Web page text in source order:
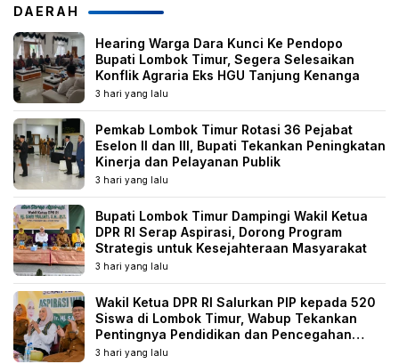
DAERAH
Hearing Warga Dara Kunci Ke Pendopo
Bupati Lombok Timur, Segera Selesaikan
Konflik Agraria Eks HGU Tanjung Kenanga
3 hari yang lalu
Pemkab Lombok Timur Rotasi 36 Pejabat
Eselon II dan III, Bupati Tekankan Peningkatan
Kinerja dan Pelayanan Publik
3 hari yang lalu
Bupati Lombok Timur Dampingi Wakil Ketua
DPR RI Serap Aspirasi, Dorong Program
Strategis untuk Kesejahteraan Masyarakat
3 hari yang lalu
Wakil Ketua DPR RI Salurkan PIP kepada 520
Siswa di Lombok Timur, Wabup Tekankan
Pentingnya Pendidikan dan Pencegahan
Perkawinan Anak
3 hari yang lalu